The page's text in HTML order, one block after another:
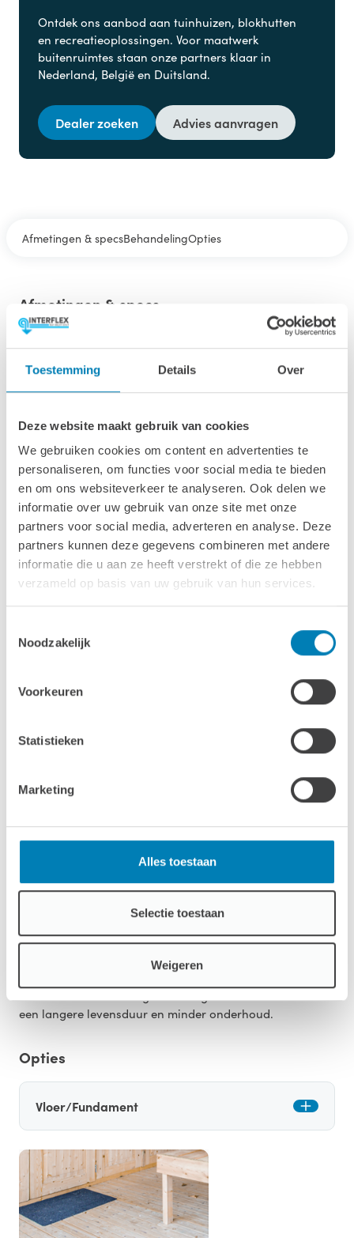
Toestemming Details Over
Deze website maakt gebruik van cookies
We gebruiken cookies om content en advertenties te
personaliseren, om functies voor social media te bieden
en om ons websiteverkeer te analyseren. Ook delen we
informatie over uw gebruik van onze site met onze
partners voor social media, adverteren en analyse. Deze
partners kunnen deze gegevens combineren met andere
informatie die u aan ze heeft verstrekt of die ze hebben
verzameld op basis van uw gebruik van hun services.
Noodzakelijk
Voorkeuren
Statistieken
Marketing
Alles toestaan
Selectie toestaan
Weigeren
Ontdek ons aanbod aan tuinhuizen, blokhutten
en recreatieoplossingen. Voor maatwerk
buitenruimtes staan onze partners klaar in
Nederland, België en Duitsland.
Dealer zoeken Advies aanvragen
Afmetingen & specsBehandelingOpties
Afmetingen & specs
Afmetingen inclusief oren (bxl)
550 x 360 cm
570 x 380 cm
Oppervlakte
19.8 m2
Wandhoogte & nokhoogte
205 / 257 cm
Wanddikte
40 mm
266 cm
Ramen & deuren
1x enkel klapraam: 90 x 67 cm
2x hoog raam luxe: 40 x 194 cm
Download productsheet
Onze tuinhuizen zijn verkrijgbaar in vier
afwerkingsniveaus: onbehandeld, dompel
met standaard twee lagen coating vanaf de fabriek voor
een langere levensduur en minder onderhoud.
Opties
Vloer/Fundament